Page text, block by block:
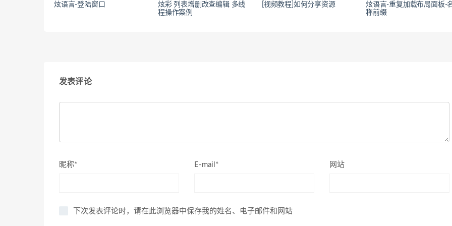
炫语言-登陆窗口
炫彩 列表增删改查编辑 多线
程操作案例
[视频教程]如何分享资源
炫语言-重复加载布局面板-
称前缀
发表评论
昵称* E-mail* 网站
下次发表评论时，请在此浏览器中保存我的姓名、电子邮件和网站